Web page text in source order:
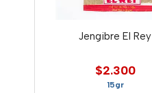
Jengibre El Rey
$2.300
15gr